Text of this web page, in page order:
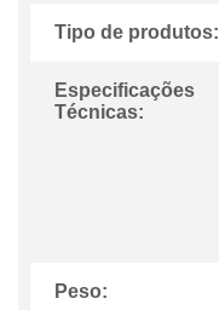
Tipo de produtos:
Especificações
Técnicas:
Peso: